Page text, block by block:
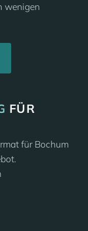
wenigen
FÜR
für Bochum